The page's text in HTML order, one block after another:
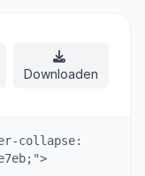
Downloaden